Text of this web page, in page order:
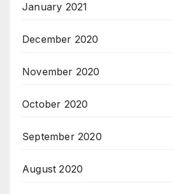
January 2021
December 2020
November 2020
October 2020
September 2020
August 2020